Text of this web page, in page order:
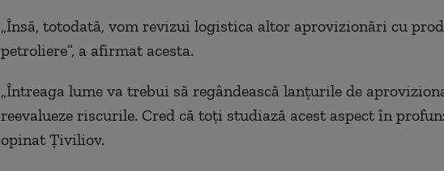
„Însă, totodată, vom revizui logistica altor aprovizionări cu
petroliere”, a afirmat acesta.
„Întreaga lume va trebui să regândească lanţurile de
reevalueze riscurile. Cred că toţi studiază acest aspect în
opinat Ţiviliov.